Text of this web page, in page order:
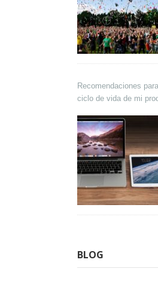
Recomendaciones
ciclo de vida de mi
BLOG